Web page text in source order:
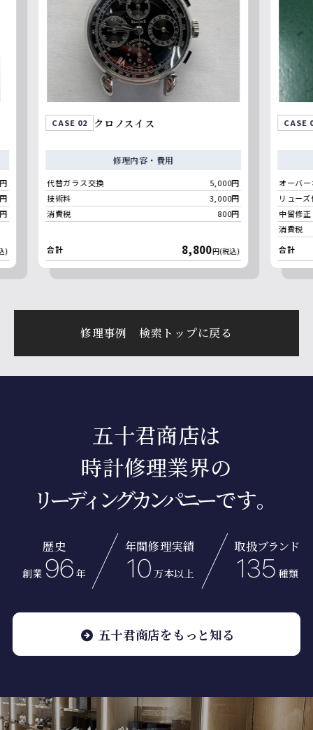
CASE 02 クロノスイス
修理内容・費用
代替ガラス交換
円(税込)
CASE 03 バ
リューズ修正
中留修正
修理事例 検索トップに戻る
五十君商店は
時計修理業界の
リーディングカンパニーです。
歴史
創業 96 年
年間修理実績
10 万本以上
取扱ブランド
135 種類
五十君商店をもっと知る